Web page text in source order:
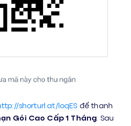
shorturl.at/loqES để thanh
Gói Cao Cấp 1 Tháng . Sau